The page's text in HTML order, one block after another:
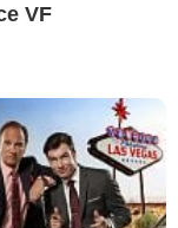
VF